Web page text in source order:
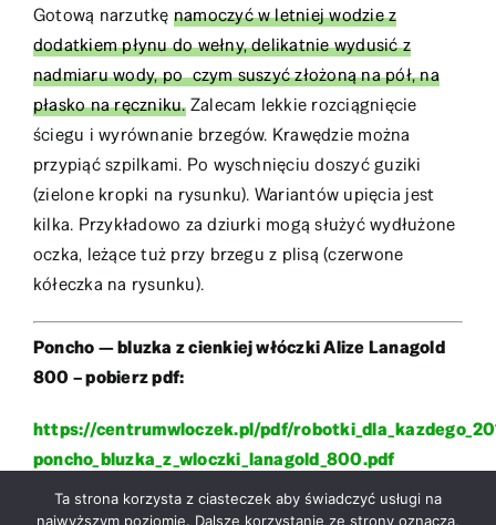
Gotową narzutkę namoczyć w letniej wodzie z
dodatkiem płynu do wełny, delikatnie wydusić z
nadmiaru wody, po czym suszyć złożoną na pół, na
płasko na ręczniku.Zalecam lekkie rozciągnięcie
ściegu i wyrównanie brzegów. Krawędzie można
przypiąć szpilkami. Po wyschnięciu doszyć guziki
(zielone kropki na rysunku). Wariantów upięcia jest
kilka. Przykładowo za dziurki mogą służyć wydłużone
oczka, leżące tuż przy brzegu z plisą (czerwone
kółeczka na rysunku).
Poncho — bluzka z cienkiej włóczki Alize Lanagold
800 – pobierz pdf:
https://centrumwloczek.pl/pdf/
poncho_bluzka_z_wloczki_lanagold_800.pdf
Ta strona korzysta z ciasteczek aby świadczyć usługi na
najwyższym poziomie. Dalsze korzystanie ze strony oznacza,